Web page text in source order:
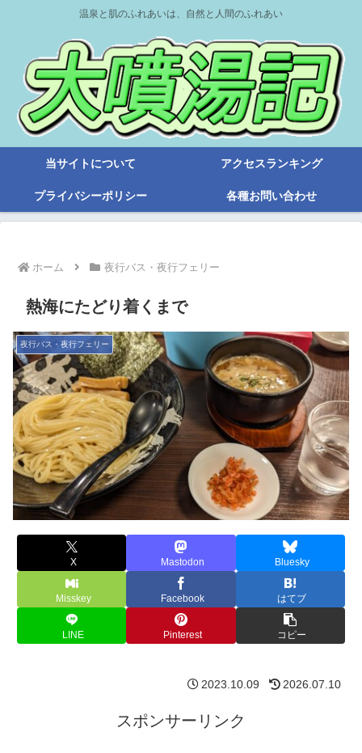
温泉と肌のふれあいは、自然と人間のふれあい
当サイトについて アクセスランキング
プライバシーポリシー 各種お問い合わせ
ホーム 夜行バス・夜行フェリー
熱海にたどり着くまで
夜行バス・夜行フェリー
X Mastodon Bluesky
Misskey Facebook はてブ
LINE Pinterest コピー
2023.10.09 2026.07.10
スポンサーリンク